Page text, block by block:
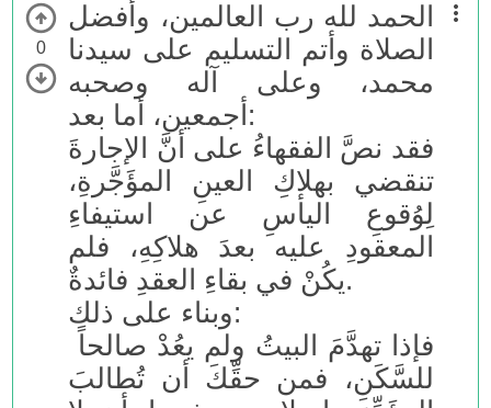
0
الحمد لله رب العالمين، وأفضل
الصلاة وأتم التسليم على سيدنا
محمد، وعلى آله وصحبه
أجمعين، أما بعد:
فقد نصَّ الفقهاءُ على أنَّ الإجارةَ
تنقضي بهلاكِ العينِ المؤَجَّرةِ،
لِوُقوعِ اليأسِ عن استيفاءِ
المعقودِ عليه بعدَ هلاكِهِ، فلم
يكُنْ في بقاءِ العقدِ فائدةٌ.
وبناء على ذلك:
للسَّكَنِ، فمن حقِّكَ أن تُطالبَ